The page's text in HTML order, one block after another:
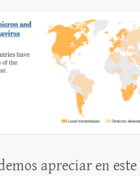
apreciar en